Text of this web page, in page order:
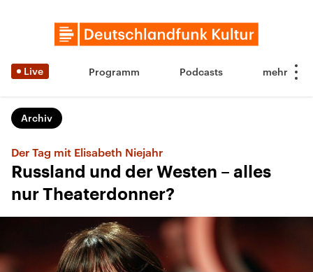
Live Programm Podcasts
Archiv
Der Tag mit Elisabeth Niejahr
Russland und der Westen – alles
nur Theaterdonner?